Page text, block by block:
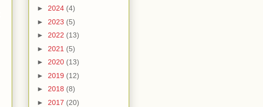
► 2024 (4)
► 2023 (5)
► 2022 (13)
► 2021 (5)
► 2020 (13)
► 2019 (12)
► 2018 (8)
► 2017 (20)